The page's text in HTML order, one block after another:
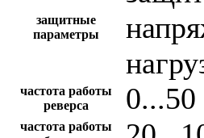
защитные
параметры
частота работы
реверса
частота работы